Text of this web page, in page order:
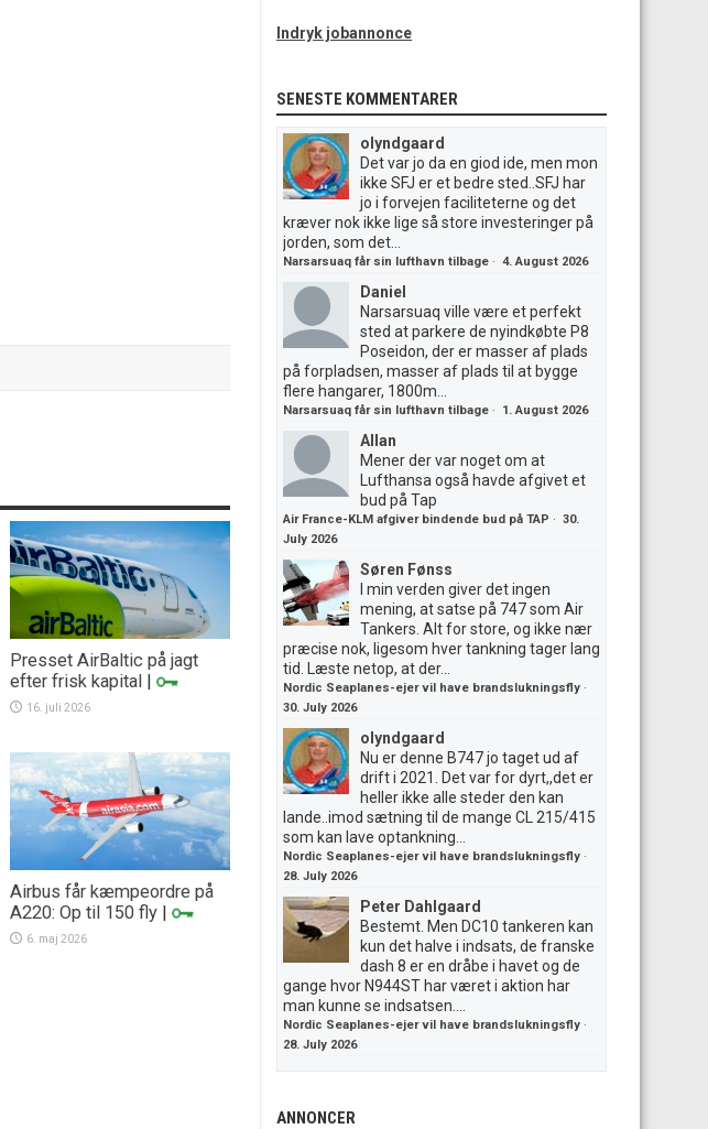
Presset AirBaltic på jagt
efter frisk kapital |
16. juli 2026
Airbus får kæmpeordre på
A220: Op til 150 fly |
6. maj 2026
Indryk jobannonce
SENESTE KOMMENTARER
olyndgaard
Det var jo da en giod ide, men mon
ikke SFJ er et bedre sted..SFJ har
jo i forvejen faciliteterne og det
kræver nok ikke lige så store investeringer på
jorden, som det...
Narsarsuaq får sin lufthavn tilbage · 4. August 2026
Daniel
Narsarsuaq ville være et perfekt
sted at parkere de nyindkøbte P8
Poseidon, der er masser af plads
på forpladsen, masser af plads til at bygge
flere hangarer, 1800m...
Narsarsuaq får sin lufthavn tilbage · 1. August 2026
Allan
Mener der var noget om at
Lufthansa også havde afgivet et
bud på Tap
Air France-KLM afgiver bindende bud på TAP · 30.
July 2026
Søren Fønss
I min verden giver det ingen
mening, at satse på 747 som Air
Tankers. Alt for store, og ikke nær
præcise nok, ligesom hver tankning tager lang
tid. Læste netop, at der...
Nordic Seaplanes-ejer vil have brandslukningsfly ·
30. July 2026
olyndgaard
Nu er denne B747 jo taget ud af
drift i 2021. Det var for dyrt,,det er
heller ikke alle steder den kan
lande..imod sætning til de mange CL 215/415
som kan lave optankning...
Nordic Seaplanes-ejer vil have brandslukningsfly ·
28. July 2026
Peter Dahlgaard
Bestemt. Men DC10 tankeren kan
kun det halve i indsats, de franske
dash 8 er en dråbe i havet og de
gange hvor N944ST har været i aktion har
man kunne se indsatsen....
Nordic Seaplanes-ejer vil have brandslukningsfly ·
28. July 2026
ANNONCER